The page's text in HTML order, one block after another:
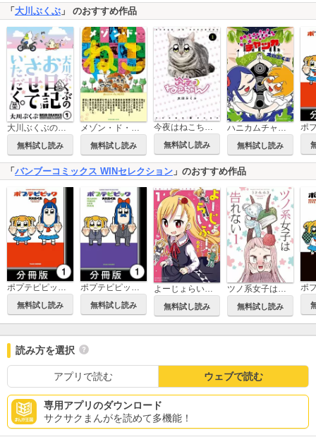
「 大川ぶくぶ 」 のおすすめ作品
無料試し読み 無料試し読み
今夜はねこちゃん
無料試し読み 無料試し読み
「バンブーコミックス WINセレクション 」のおすすめ作品
無料試し読み
ポプテピピック SEASON THREE AND FOUR【分冊版】
無料試し読み 無料試し読み
ツノ系女子は告れない
無料試し読み
読み方を選択
アプリで読む ウェブで読む
専用アプリのダウンロード
サクサクまんがを読めて多機能！